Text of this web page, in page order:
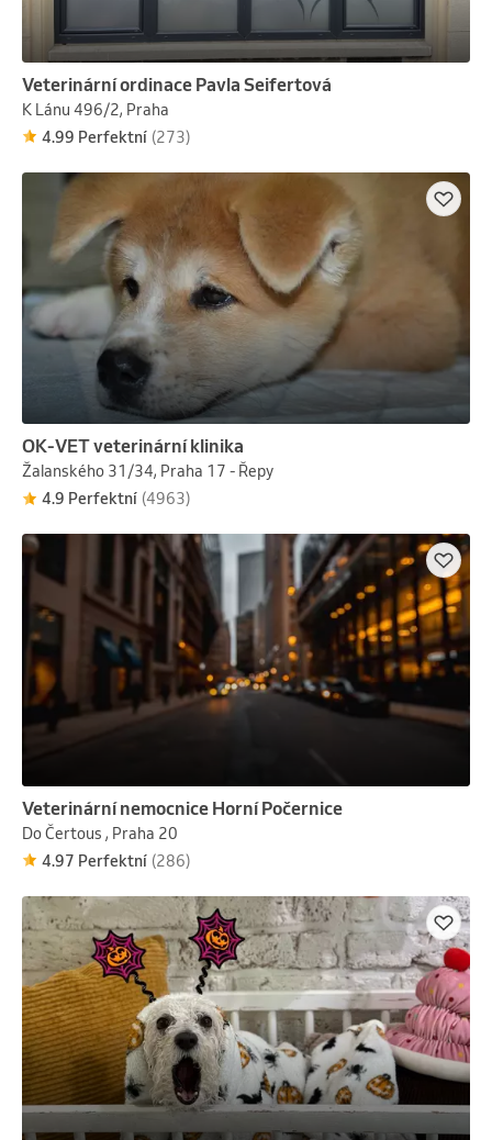
Veterinární ordinace Pavla Seifertová
K Lánu 496/2, Praha
4.99 Perfektní (273)
OK-VET veterinární klinika
Žalanského 31/34, Praha 17 - Řepy
4.9 Perfektní (4963)
Veterinární nemocnice Horní Počernice
Do Čertous , Praha 20
4.97 Perfektní (286)